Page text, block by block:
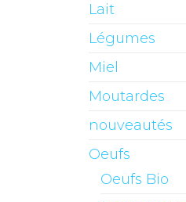
Lait
Légumes
Miel
Moutardes
nouveautés
Oeufs
Oeufs Bio